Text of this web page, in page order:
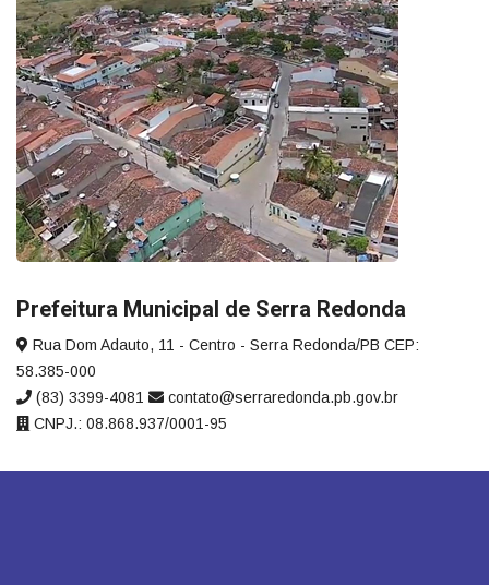
Prefeitura Municipal de Serra Redonda
Rua Dom Adauto, 11 - Centro - Serra Redonda/PB CEP:
58.385-000
(83) 3399-4081
contato@serraredonda.pb.gov.br
CNPJ.: 08.868.937/0001-95